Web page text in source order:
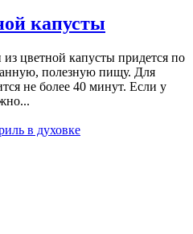
капусты
цветной капусты придется по
полезную пищу. Для
не более 40 минут. Если у
...